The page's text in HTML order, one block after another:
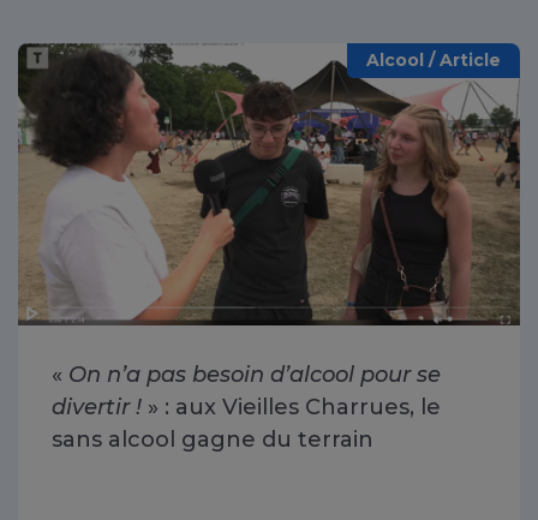
Alcool / Article
« On n’a pas besoin d’alcool pour se
divertir ! » : aux Vieilles Charrues, le
sans alcool gagne du terrain